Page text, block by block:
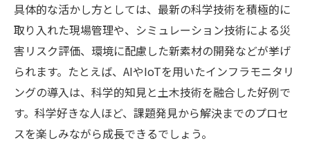
具体的な活かし方としては、最新の科学技術を積極的に
取り入れた現場管理や、シミュレーション技術による災
害リスク評価、環境に配慮した新素材の開発などが挙げ
られます。たとえば、AIやIoTを用いたインフラモニタリ
ングの導入は、科学的知見と土木技術を融合した好例で
す。科学好きな人ほど、課題発見から解決までのプロセ
スを楽しみながら成長できるでしょう。